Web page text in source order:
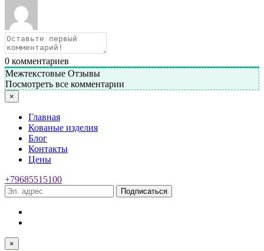
0 комментариев
Межтекстовые Отзывы
Посмотреть все комментарии
×
Главная
Кованые изделия
Блог
Контакты
Цены
+79685515100
Подписаться
×